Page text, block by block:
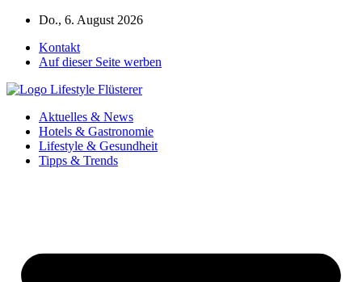
Zum
springen
Do., 6. August 2026
Kontakt
Auf dieser Seite werben
Aktuelles & News
Hotels & Gastronomie
Lifestyle & Gesundheit
Tipps & Trends